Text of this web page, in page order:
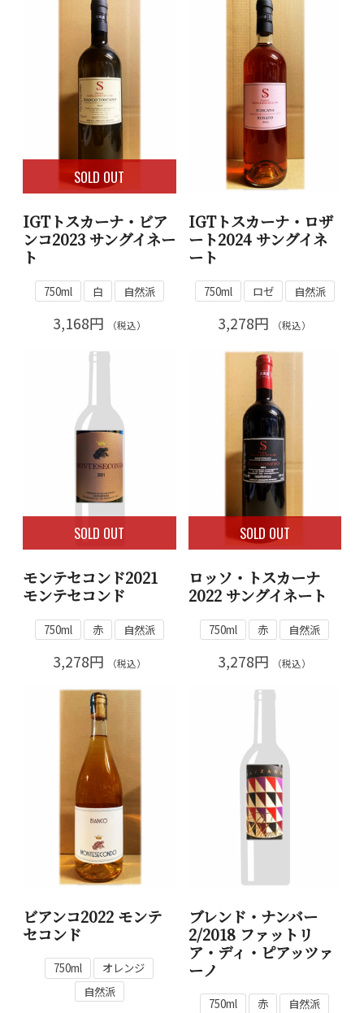
SOLD OUT
IGTトスカーナ・ビア
ンコ2023 サングイネー
ト
750ml 白 自然派
3,168円 （税込）
IGTトスカーナ・ロザ
ート2024 サングイネ
ート
750ml ロゼ 自然派
3,278円 （税込）
SOLD OUT
モンテセコンド2021
モンテセコンド
750ml 赤 自然派
3,278円 （税込）
SOLD OUT
ロッソ・トスカーナ
2022 サングイネート
750ml 赤 自然派
3,278円 （税込）
ビアンコ2022 モンテ
セコンド
750ml
オレンジ
自然派
ブレンド・ナンバー
2/2018 ファットリ
ア・ディ・ピアッツァ
ーノ
750ml 赤 自然派